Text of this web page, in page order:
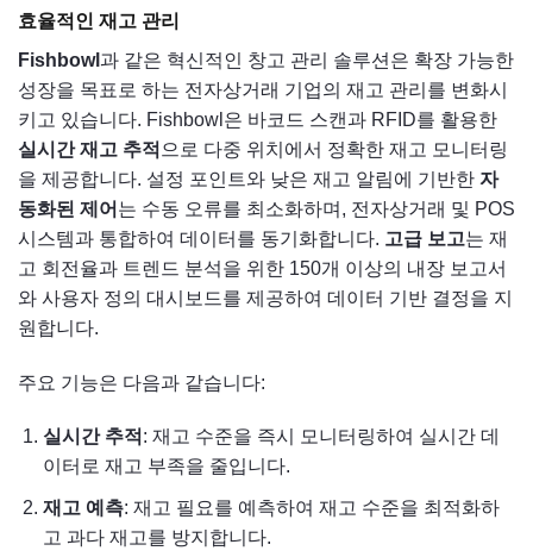
효율적인 재고 관리
Fishbowl 과 같은 혁신적인 창고 관리 솔루션은 확장 가능한
성장을 목표로 하는 전자상거래 기업의 재고 관리를 변화시
키고 있습니다. Fishbowl은 바코드 스캔과 RFID를 활용한
실시간 재고 추적 으로 다중 위치에서 정확한 재고 모니터링
을 제공합니다. 설정 포인트와 낮은 재고 알림에 기반한 자
동화된 제어 는 수동 오류를 최소화하며, 전자상거래 및 POS
시스템과 통합하여 데이터를 동기화합니다. 고급 보고는 재
고 회전율과 트렌드 분석을 위한 150개 이상의 내장 보고서
와 사용자 정의 대시보드를 제공하여 데이터 기반 결정을 지
원합니다.
주요 기능은 다음과 같습니다:
실시간 추적 : 재고 수준을 즉시 모니터링하여 실시간 데
이터로 재고 부족을 줄입니다.
재고 예측: 재고 필요를 예측하여 재고 수준을 최적화하
고 과다 재고를 방지합니다.